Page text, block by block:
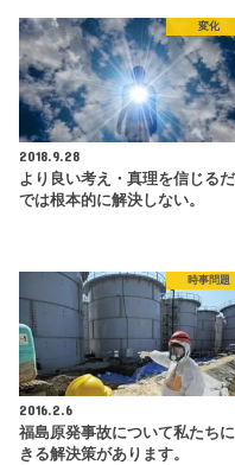
変化
2018.9.28
より良い考え・真理を信じる
では根本的に解決しない。
時事問題
2016.2.6
福島原発事故について私たち
きる解決策があります。